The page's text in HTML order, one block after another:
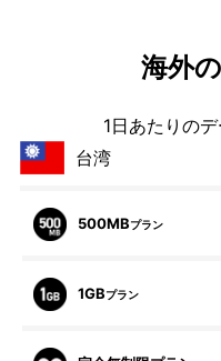
海外
1日あたりの
台湾
500MBプラン
1GBプラン